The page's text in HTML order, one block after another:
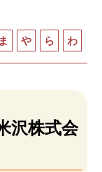
ま や ら わ
沢株式会